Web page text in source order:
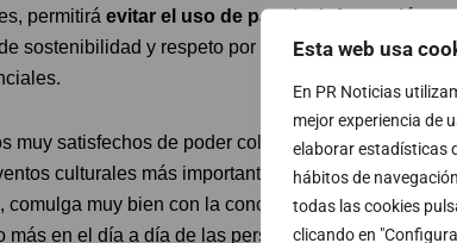
Esta web usa
En PR Noticias
mejor experiencia de
elaborar estadísticas
hábitos de
todas las cookies
clicando en
permitirá evitar el uso de papel o información
sostenibilidad y respeto por el entorno natural de
muy satisfechos de poder colaborar con la Feria
culturales más importantes de la capital. La
comulga muy bien con la concepción que tenemos
más en el día a día de las personas. Nuestros